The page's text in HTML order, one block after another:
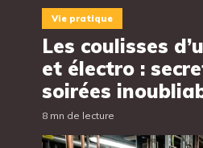
Vie pratique
Les coulisses
et électro :
soirées
8 mn de lecture